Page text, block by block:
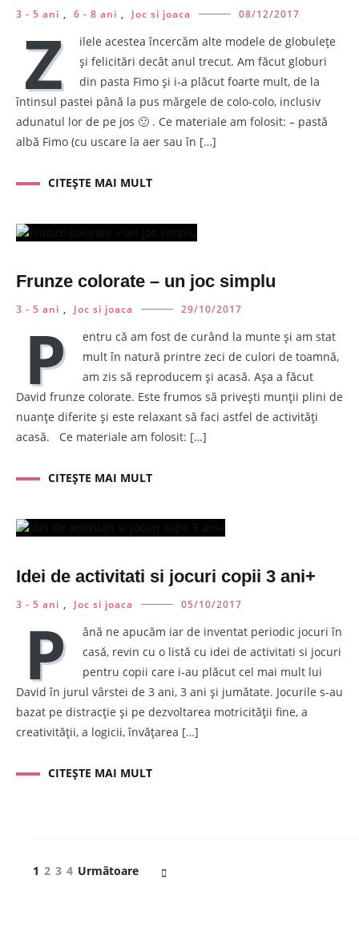
3 - 5 ani , 6 - 8 ani , Joc si joaca 08/12/2017
Z
ilele acestea încercăm alte modele de globulețe
și felicitări decât anul trecut. Am făcut globuri
din pasta Fimo și i-a plăcut foarte mult, de la
întinsul pastei până la pus mărgele de colo-colo, inclusiv
adunatul lor de pe jos 🙂 . Ce materiale am folosit: – pastă
albă Fimo (cu uscare la aer sau în […]
CITEȘTE MAI MULT
Frunze colorate – un joc simplu
3 - 5 ani , Joc si joaca 29/10/2017
P
entru că am fost de curând la munte și am stat
mult în natură printre zeci de culori de toamnă,
am zis să reproducem și acasă. Așa a făcut
David frunze colorate. Este frumos să privești munții plini de
nuanțe diferite și este relaxant să faci astfel de activități
acasă. Ce materiale am folosit: […]
CITEȘTE MAI MULT
Idei de activitati si jocuri copii 3 ani+
3 - 5 ani , Joc si joaca 05/10/2017
P
ână ne apucăm iar de inventat periodic jocuri în
casă, revin cu o listă cu idei de activitati si jocuri
pentru copii care i-au plăcut cel mai mult lui
David în jurul vârstei de 3 ani, 3 ani și jumătate. Jocurile s-au
bazat pe distracție și pe dezvoltarea motricității fine, a
creativității, a logicii, învățarea […]
CITEȘTE MAI MULT
Navigare
Pagină
1 Pagină
2 Pagină
3 Pagină
4 Următoare